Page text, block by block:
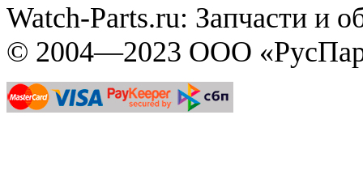
Watch-Parts.ru: Запчасти и
© 2004—2023 ООО